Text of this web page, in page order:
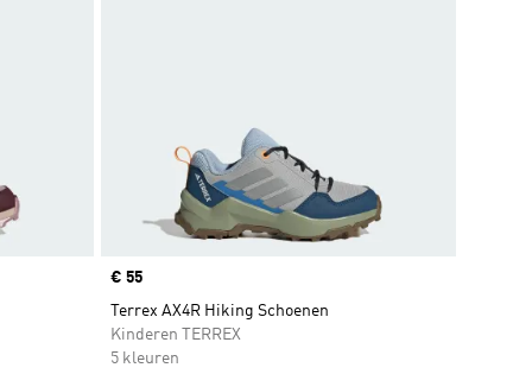
Price
€ 55
Terrex AX4R Hiking Schoenen
Kinderen TERREX
5 kleuren